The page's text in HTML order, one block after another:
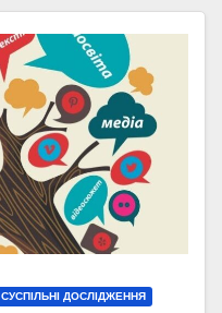
СУСПІЛЬНІ ДОСЛІДЖЕННЯ